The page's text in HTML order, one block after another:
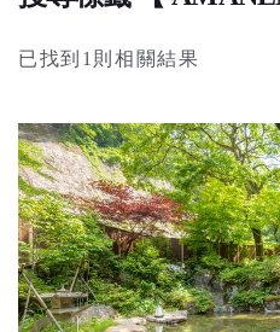
已找到1則相關結果